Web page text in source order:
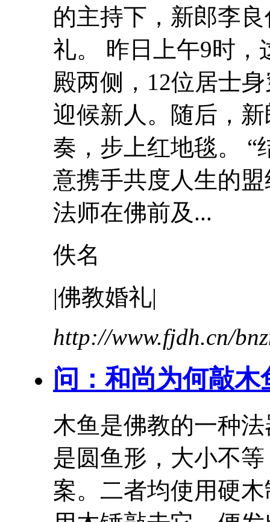
的主持下，新郎李
礼。 昨日上午9时
殿两侧，12位居士
迎候新人。随后，
奏 ，步上红地毯。
意携手共度人生的
法师在佛前及...
佚名
|佛教婚礼|
http://www.fjdh.cn/
问：和尚为何敲木
木鱼是佛教的一种
是圆鱼形，大小不
案。二者均使用硬